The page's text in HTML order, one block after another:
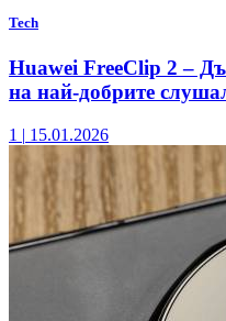
Tech
Huawei FreeClip 2 –
на най-добрите
1 | 15.01.2026